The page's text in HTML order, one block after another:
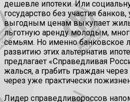
дешевле ипотеки. Или
государство без участия
выгодным ценам выкупает
льготную аренду молодым,
семьям. Но именно банковское
развитию этих альтернатив
предлагает «Справедливая
жалься, а грабить граждан
через уже практически
Лидер справедливороссов